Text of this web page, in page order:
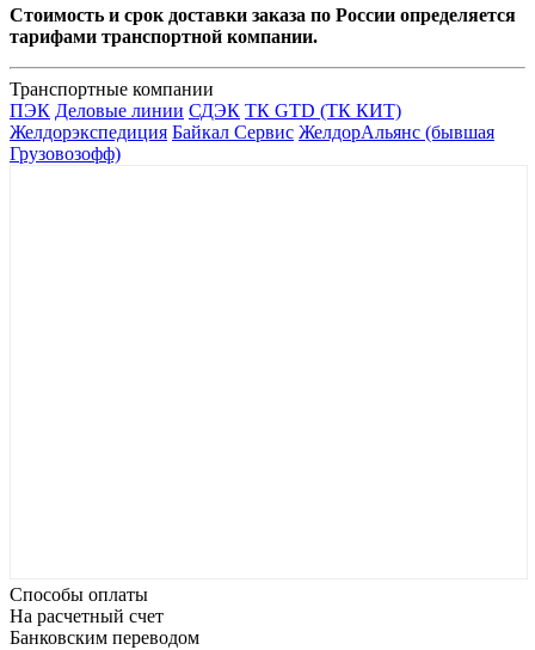
Стоимость и срок доставки заказа по России определяется
тарифами транспортной компании.
Транспортные компании
ПЭК Деловые линии СДЭК ТК GTD (ТК КИТ)
Желдорэкспедиция Байкал Сервис ЖелдорАльянс (бывшая
Грузовозофф)
Способы оплаты
На расчетный счет
Банковским переводом